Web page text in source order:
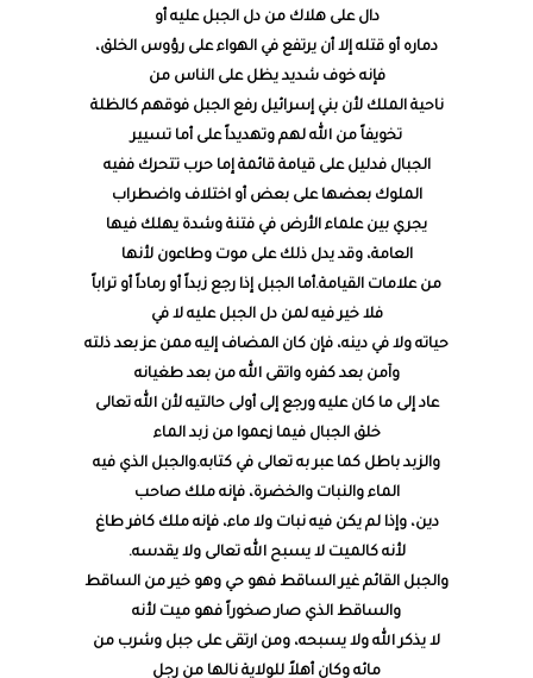
دال على هلاك من دل الجبل عليه أو
دماره أو قتله إلا أن يرتفع في الهواء على رؤوس الخلق،
فإنه خوف شديد يظل على الناس من
ناحية الملك لأن بني إسرائيل رفع الجبل فوقهم كالظلة
تخويفاً من الله لهم وتهديداً على أما تسيير
الجبال فدليل على قيامة قائمة إما حرب تتحرك ففيه
الملوك بعضها على بعض أو اختلاف واضطراب
يجري بين علماء الأرض في فتنة وشدة يهلك فيها
العامة، وقد يدل ذلك على موت وطاعون لأنها
من علامات القيامة.أما الجبل إذا رجع زبداً أو رماداً أو تراباً
فلا خير فيه لمن دل الجبل عليه لا في
حياته ولا في دينه، فإن كان المضاف إليه ممن عز بعد ذلته
وآمن بعد كفره واتقى الله من بعد طغيانه
عاد إلى ما كان عليه ورجع إلى أولى حالتيه لأن الله تعالى
خلق الجبال فيما زعموا من زبد الماء
والزبد باطل كما عبر به تعالى في كتابه.والجبل الذي فيه
الماء والنبات والخضرة، فإنه ملك صاحب
دين، وإذا لم يكن فيه نبات ولا ماء، فإنه ملك كافر طاغ
لأنه كالميت لا يسبح الله تعالى ولا يقدسه.
والجبل القائم غير الساقط فهو حي وهو خير من الساقط
والساقط الذي صار صخوراً فهو ميت لأنه
لا يذكر الله ولا يسبحه، ومن ارتقى على جبل وشرب من
مائه وكان أهلاً للولاية نالها من رجل